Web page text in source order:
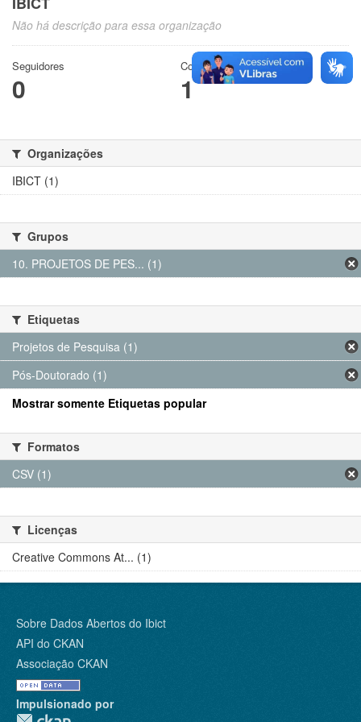
Não há descrição para essa organização
Seguidores
0
Conjuntos de dados
1
Organizações
IBICT (1)
Grupos
10. PROJETOS DE PES... (1)
Etiquetas
Projetos de Pesquisa (1)
Pós-Doutorado (1)
Mostrar somente Etiquetas popular
Formatos
CSV (1)
Licenças
Creative Commons At... (1)
Sobre Dados Abertos do Ibict
API do CKAN
Associação CKAN
Impulsionado por